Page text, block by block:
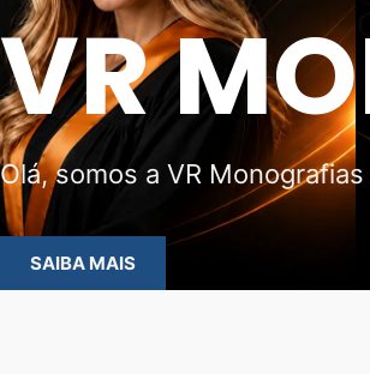
VR
Olá, somos a VR
SAIBA MAIS